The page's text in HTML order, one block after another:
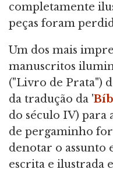
completamente
peças foram
Um dos mais
manuscritos
("Livro de Prata")
da tradução da '
do século IV) para
de pergaminho
denotar o assunto
escrita e ilustrada